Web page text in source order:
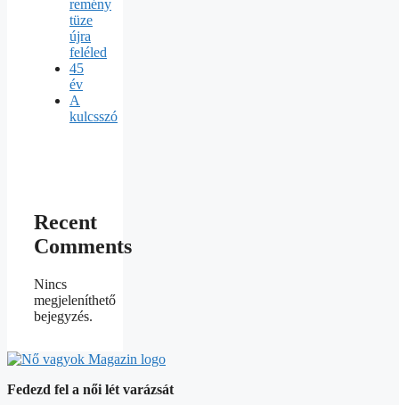
remény
tüze
újra
feléled
45
év
A
kulcsszó
Recent
Comments
Nincs
megjeleníthető
bejegyzés.
Fedezd fel a női lét varázsát